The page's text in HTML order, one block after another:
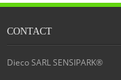
CONTACT
Dieco SARL SENSIPARK®